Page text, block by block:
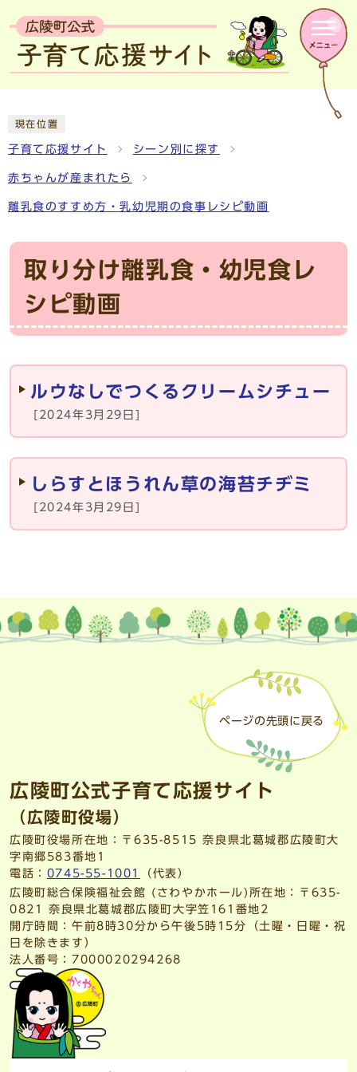
現在位置
子育て応援サイト シーン別に探す
赤ちゃんが産まれたら
離乳食のすすめ方・乳幼児期の食事レシピ動画
取り分け離乳食・幼児食レ
シピ動画
メインメニュー
ルウなしでつくるクリームシチュー
[2024年3月29日]
しらすとほうれん草の海苔チヂミ
[2024年3月29日]
ページの先頭に戻る
広陵町公式子育て応援サイト
（広陵町役場）
広陵町役場所在地：〒635-8515 奈良県北葛城郡広陵町大
字南郷583番地1
電話： 0745-55-1001
（代表）
広陵町総合保険福祉会館 (さわやかホール)所在地：〒635-
0821 奈良県北葛城郡広陵町大字笠161番地2
開庁時間：午前8時30分から午後5時15分（土曜・日曜・祝
日を除きます）
法人番号：7000020294268